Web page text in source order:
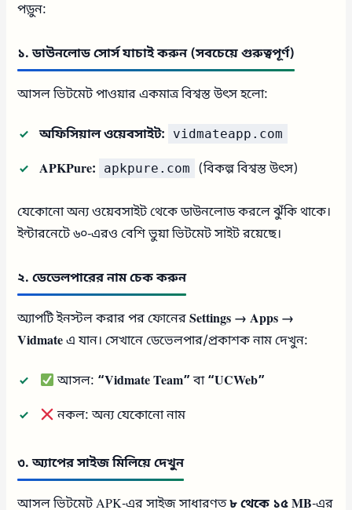
পড়ুন:
১. ডাউনলোড সোর্স যাচাই করুন (সবচেয়ে গুরুত্বপূর্ণ)
আসল ভিটমেট পাওয়ার একমাত্র বিশ্বস্ত উৎস হলো:
অফিসিয়াল ওয়েবসাইট: vidmateapp.com
APKPure: apkpure.com (বিকল্প বিশ্বস্ত উৎস)
যেকোনো অন্য ওয়েবসাইট থেকে ডাউনলোড করলে ঝুঁকি থাকে।
ইন্টারনেটে ৬০-এরও বেশি ভুয়া ভিটমেট সাইট রয়েছে।
২. ডেভেলপারের নাম চেক করুন
অ্যাপটি ইনস্টল করার পর ফোনেরSettings → Apps →
Vidmateএ যান। সেখানে ডেভেলপার/প্রকাশক নাম দেখুন:
আসল: “Vidmate Team”বা“UCWeb”
নকল: অন্য যেকোনো নাম
৩. অ্যাপের সাইজ মিলিয়ে দেখুন
আসল ভিটমেট APK-এর সাইজ সাধারণত৮ থেকে ১৫ MB-এর